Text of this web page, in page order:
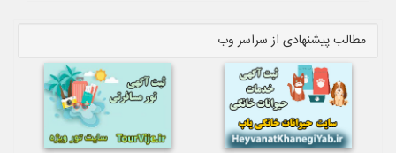
مطالب پیشنهادی از سراسر وب